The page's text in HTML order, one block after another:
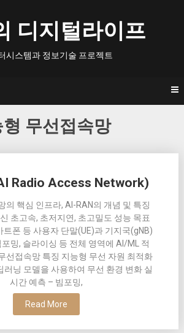
디지털라이프
시스템과 정보기술 프로젝트
무선접속망
Radio Access Network)
의 핵심 인프라, AI-RAN의 개념 및 특징
초고속, 초저지연, 초고밀도 성능 목표
트폰 등 사용자 단말(UE)과 기지국(gNB)
밍, 슬라이싱 등 전체 영역에 AI/ML 적
선접속망 특징 지능형 무선 자원 최적화
러닝 모델을 사용하여 무선 환경 변화 실
시간 예측 – 빔포밍,
Read More